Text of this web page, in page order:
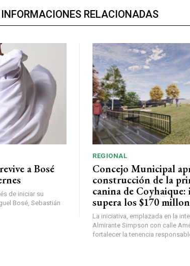
INFORMACIONES RELACIONADAS
a Bosé
de iniciar su
Bosé, Sebastián
REGIONAL
Concejo Municipal
construcción de la
canina de Coyhaique:
supera los $170
La iniciativa, emplazada en la
Almirante Simpson con calle
fortalecer la tenencia